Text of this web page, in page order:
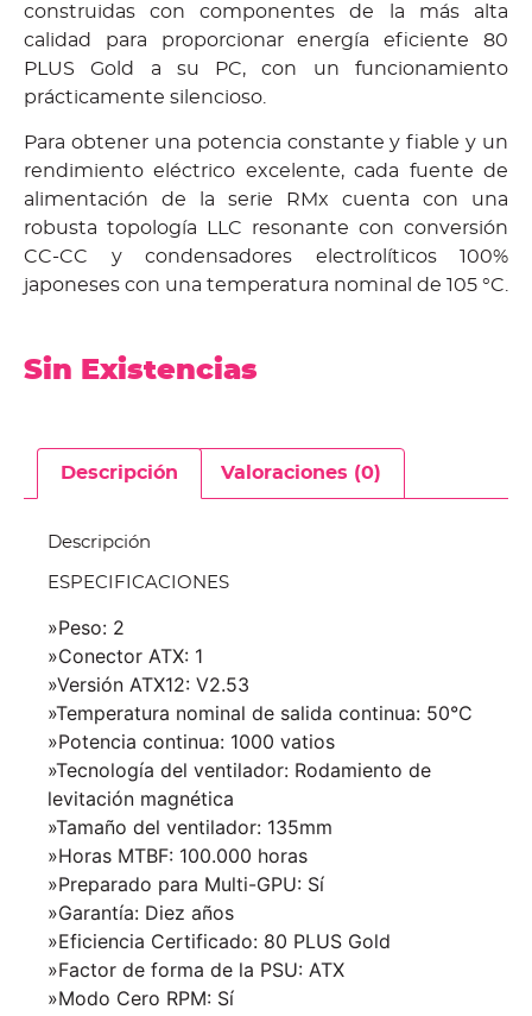
construidas con componentes de la más alta
calidad para proporcionar energía eficiente 80
PLUS Gold a su PC, con un funcionamiento
prácticamente silencioso.
Para obtener una potencia constante y fiable y un
rendimiento eléctrico excelente, cada fuente de
alimentación de la serie RMx cuenta con una
robusta topología LLC resonante con conversión
CC-CC y condensadores electrolíticos 100%
japoneses con una temperatura nominal de 105 °C.
Sin Existencias
Descripción Valoraciones (0)
Descripción
ESPECIFICACIONES
»Peso: 2
»Conector ATX: 1
»Versión ATX12: V2.53
»Temperatura nominal de salida continua: 50°C
»Potencia continua: 1000 vatios
»Tecnología del ventilador: Rodamiento de
levitación magnética
»Tamaño del ventilador: 135mm
»Horas MTBF: 100.000 horas
»Preparado para Multi-GPU: Sí
»Garantía: Diez años
»Eficiencia Certificado: 80 PLUS Gold
»Factor de forma de la PSU: ATX
»Modo Cero RPM: Sí